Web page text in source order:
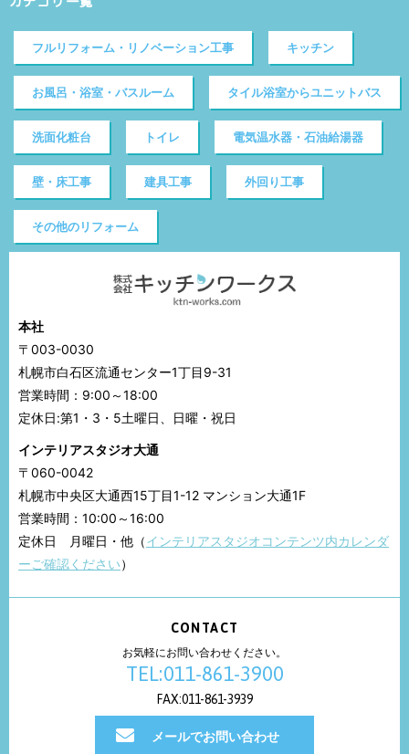
フルリフォーム・リノベーション工事 キッチン
お風呂・浴室・バスルーム タイル浴室からユニットバス
洗面化粧台 トイレ 電気温水器・石油給湯器
壁・床工事 建具工事 外回り工事
その他のリフォーム
本社
〒003-0030
札幌市白石区流通センター1丁目9-31
営業時間：9:00～18:00
定休日:第1・3・5土曜日、日曜・祝日
インテリアスタジオ大通
〒060-0042
札幌市中央区大通西15丁目1-12 マンション大通1F
営業時間：10:00～16:00
定休日 月曜日・他（インテリアスタジオコンテンツ内カレンダ
ーご確認ください）
CONTACT
お気軽にお問い合わせください。
TEL:011-861-3900
FAX:011-861-3939
メールでお問い合わせ